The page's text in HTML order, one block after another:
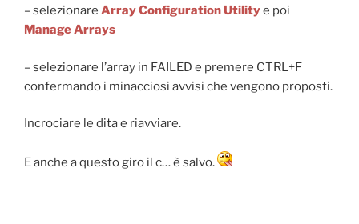
– selezionare Array Configuration Utilitye poi
Manage Arrays
– selezionare l’array in FAILED e premere CTRL+F
confermando i minacciosi avvisi che vengono proposti.
Incrociare le dita e riavviare.
E anche a questo giro il c… è salvo.